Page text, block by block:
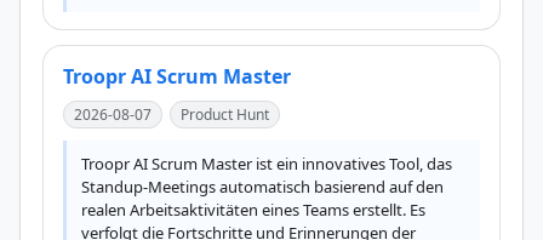
Troopr AI Scrum Master
2026-08-07 Product Hunt
Troopr AI Scrum Master ist ein innovatives Tool, das
Standup-Meetings automatisch basierend auf den
realen Arbeitsaktivitäten eines Teams erstellt. Es
verfolgt die Fortschritte und Erinnerungen der